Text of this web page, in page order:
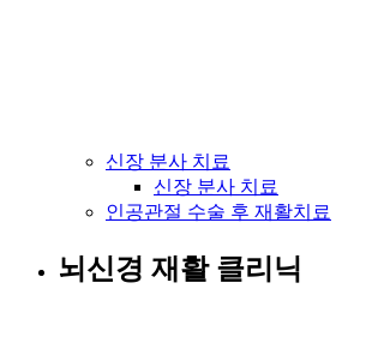
신장 분사 치료
신장 분사 치료
인공관절 수술 후 재활치료
뇌신경 재활 클리닉